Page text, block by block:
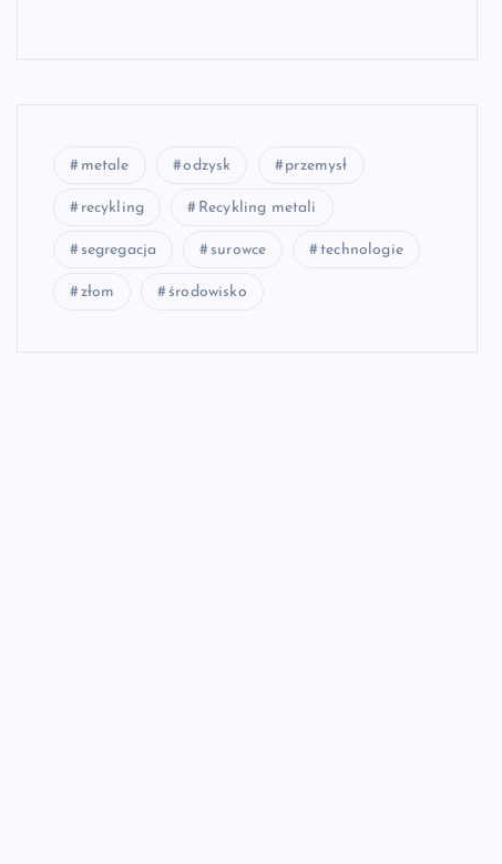
metale odzysk przemysł
recykling Recykling metali
segregacja surowce technologie
złom środowisko